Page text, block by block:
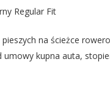
Regular Fit
na ścieżce
kupna auta,